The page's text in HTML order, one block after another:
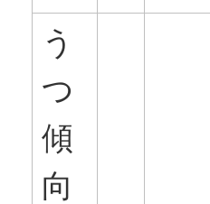
う
つ
傾
向